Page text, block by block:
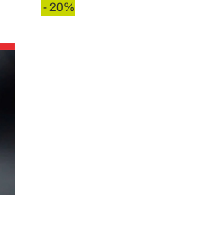
- 20%